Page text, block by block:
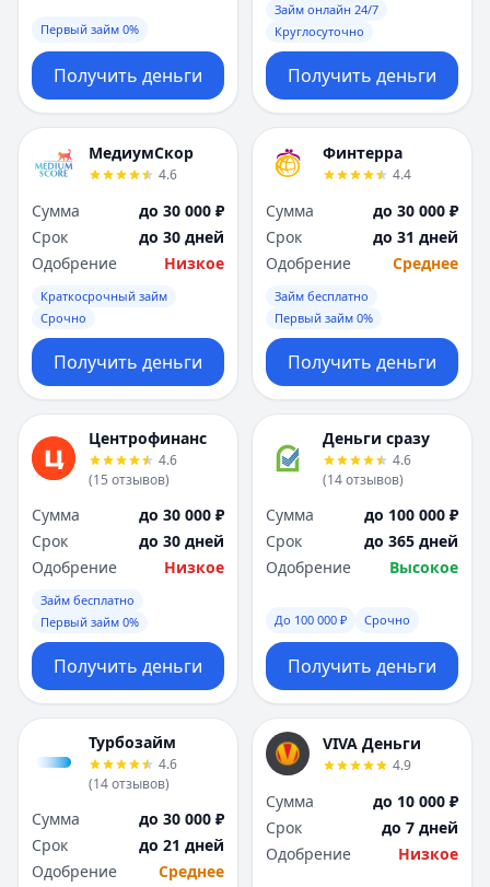
Первый займ 0%
Получить деньги
Займ онлайн 24/7
Круглосуточно
Получить деньги
МедиумСкор
4.6
Сумма
до 30 000 ₽
Срок
до 30 дней
Одобрение
Низкое
Краткосрочный займ
Срочно
Получить деньги
Финтерра
4.4
Сумма
до 30 000 ₽
Срок
до 31 дней
Одобрение
Среднее
Займ бесплатно
Первый займ 0%
Получить деньги
Центрофинанс
4.6
(15 отзывов)
Сумма
до 30 000 ₽
Срок
до 30 дней
Одобрение
Низкое
Займ бесплатно
Первый займ 0%
Получить деньги
Деньги сразу
4.6
(14отзывов)
Сумма
до 100 000 ₽
Срок
до 365 дней
Одобрение
Высокое
До 100 000 ₽ Срочно
Получить деньги
Турбозайм
4.6
(14отзывов)
Сумма
до 30 000 ₽
Срок
до 21 дней
Одобрение
Среднее
VIVA Деньги
4.9
Сумма
до 10 000 ₽
Срок
до 7 дней
Одобрение
Низкое